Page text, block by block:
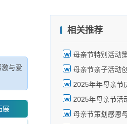
与爱
展
相关推荐
母亲节特别活动
母亲节亲子活动
2025年年母亲节
2025年母亲节活
母亲节策划感恩